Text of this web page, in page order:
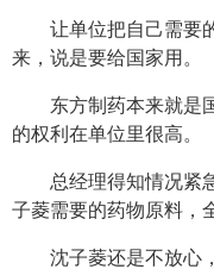
让单位把自己需要
来，说是要给国家用。
东方制药本来就是
的权利在单位里很高。
总经理得知情况紧
子菱需要的药物原料，
沈子菱还是不放心